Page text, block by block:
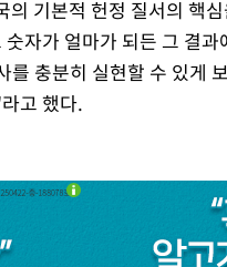
기본적 헌정 질서의 핵
자가 얼마가 되든 그 결
충분히 실현할 수 있게
고 했다.